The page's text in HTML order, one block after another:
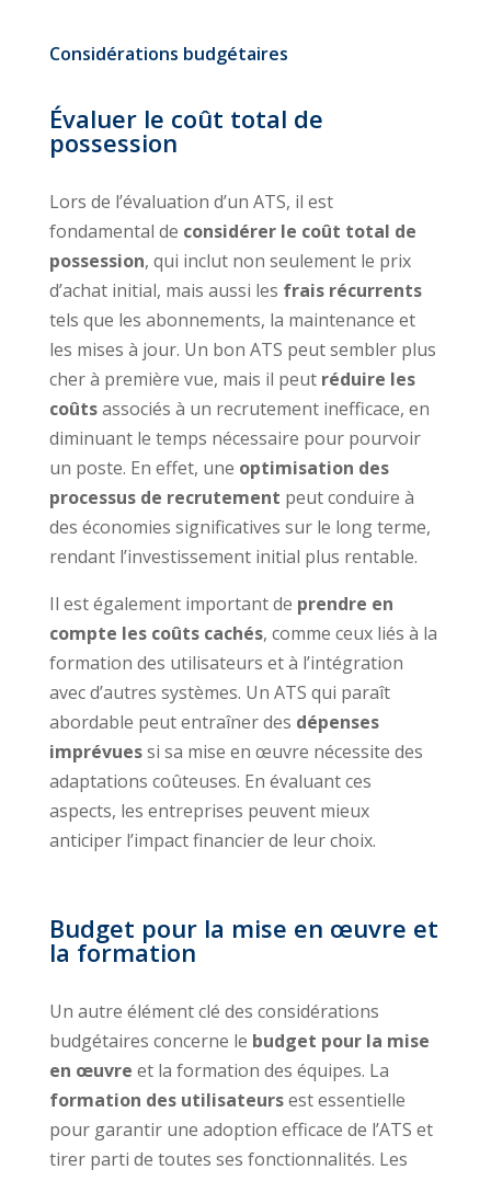
Considérations budgétaires
Évaluer le coût total de
possession
Lors de l’évaluation d’un ATS, il est
fondamental de considérer le coût total de
possession, qui inclut non seulement le prix
d’achat initial, mais aussi les frais récurrents
tels que les abonnements, la maintenance et
les mises à jour. Un bon ATS peut sembler plus
cher à première vue, mais il peut réduire les
coûtsassociés à un recrutement inefficace, en
diminuant le temps nécessaire pour pourvoir
un poste. En effet, une optimisation des
processus de recrutement peut conduire à
des économies significatives sur le long terme,
rendant l’investissement initial plus rentable.
Il est également important de prendre en
compte les coûts cachés, comme ceux liés à la
formation des utilisateurs et à l’intégration
avec d’autres systèmes. Un ATS qui paraît
abordable peut entraîner des dépenses
imprévuessi sa mise en œuvre nécessite des
adaptations coûteuses. En évaluant ces
aspects, les entreprises peuvent mieux
anticiper l’impact financier de leur choix.
Budget pour la mise en œuvre et
la formation
Un autre élément clé des considérations
budgétaires concerne le budget pour la mise
en œuvre et la formation des équipes. La
formation des utilisateursest essentielle
pour garantir une adoption efficace de l’ATS et
tirer parti de toutes ses fonctionnalités. Les